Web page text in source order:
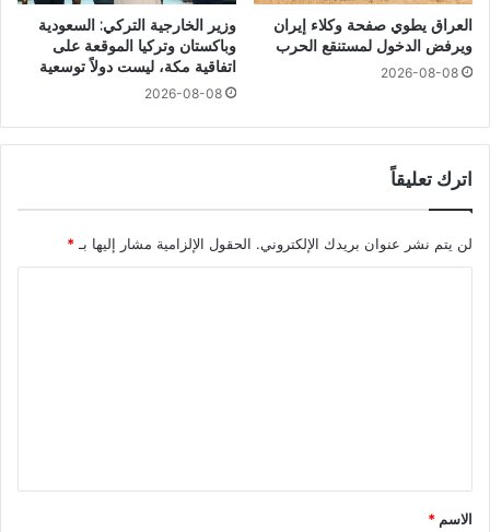
العراق يطوي صفحة وكلاء إيران
ويرفض الدخول لمستنقع الحرب
2026-08-08
وزير الخارجية التركي: السعودية
وباكستان وتركيا الموقعة على
اتفاقية مكة، ليست دولاً توسعية
2026-08-08
اترك تعليقاً
لن يتم نشر عنوان بريدك الإلكتروني. الحقول الإلزامية مشار إليها بـ *
*
الاسم *